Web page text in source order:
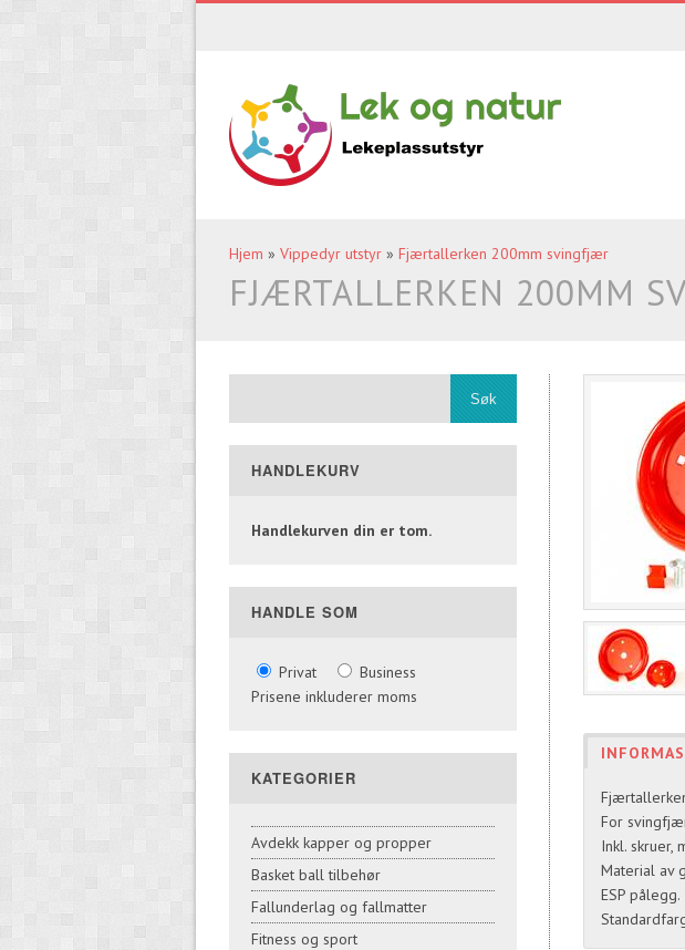
Hjem » Vippedyr utstyr » Fjærtallerken 200mm svingfjær
FJÆRTALLERKEN 200MM
For
Inkl. skruer,
Material av
ESP pålegg.
HANDLEKURV
Handlekurven din er tom.
HANDLE SOM
Privat
Business
Prisene inkluderer moms
KATEGORIER
Avdekk kapper og propper
Basket ball tilbehør
Fallunderlag og fallmatter
Fitness og sport